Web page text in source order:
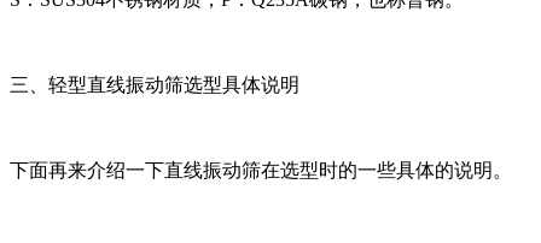
三、轻型直线振动筛选型具体说明
下面再来介绍一下直线振动筛在选型时的一些具体的说明。